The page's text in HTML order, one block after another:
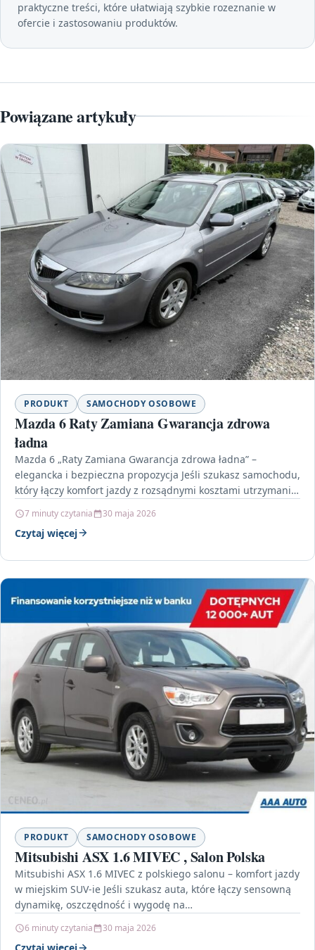
praktyczne treści, które ułatwiają szybkie rozeznanie w
ofercie i zastosowaniu produktów.
Powiązane artykuły
PRODUKT SAMOCHODY OSOBOWE
Mazda 6 Raty Zamiana Gwarancja zdrowa
ładna
Mazda 6 „Raty Zamiana Gwarancja zdrowa ładna” –
elegancka i bezpieczna propozycja Jeśli szukasz samochodu,
który łączy komfort jazdy z rozsądnymi kosztami utrzymania,
7 minuty czytania 30 maja 2026
Czytaj więcej
PRODUKT SAMOCHODY OSOBOWE
Mitsubishi ASX 1.6 MIVEC , Salon Polska
Mitsubishi ASX 1.6 MIVEC z polskiego salonu – komfort jazdy
w miejskim SUV-ie Jeśli szukasz auta, które łączy sensowną
dynamikę, oszczędność i wygodę na…
6 minuty czytania 30 maja 2026